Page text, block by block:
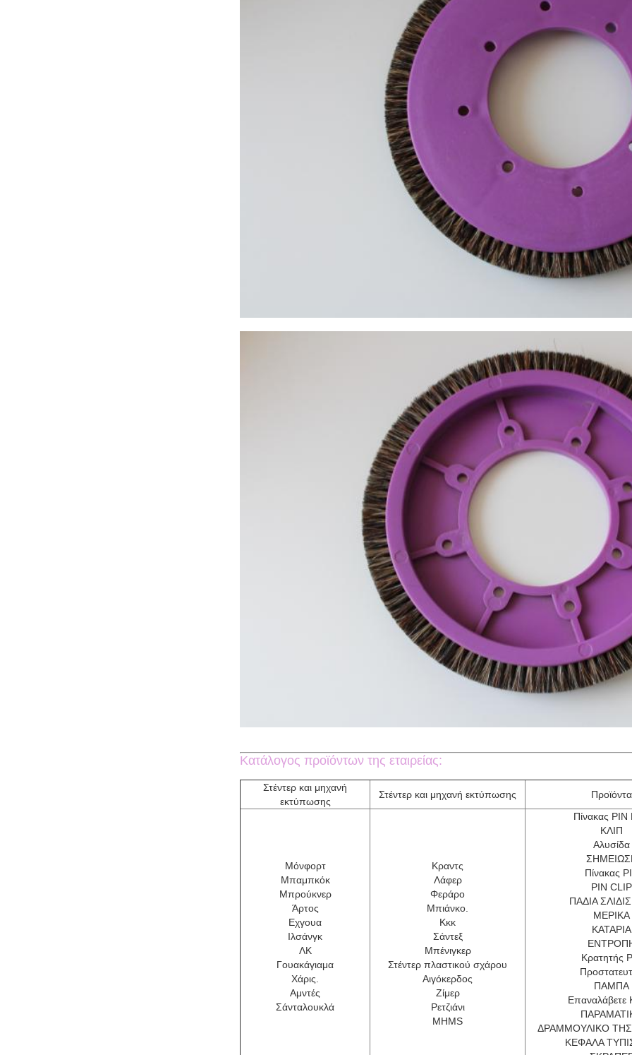
Κατάλογος προϊόντων της εταιρείας:
Στέντερ και μηχανή
εκτύπωσης
Στέντερ και μηχανή εκτύπωσης Προϊόντα
Μόνφορτ
Μπαμπκόκ
Μπρούκνερ
Άρτος
Εχγουα
Ιλσάνγκ
ΛΚ
Γουακάγιαμα
Χάρις.
Αμντές
Σάνταλουκλά
Κραντς
Λάφερ
Φεράρο
Μπιάνκο.
Κκκ
Σάντεξ
Μπένιγκερ
Στέντερ πλαστικού σχάρου
Αιγόκερδος
Ζίμερ
Ρετζιάνι
MHMS
Πίνακας PIN
ΚΛΙΠ
Αλυσίδα
Πίνακας
PIN CLIP
ΠΑΔΙΑ
ΜΕΡΙΚΑ
ΚΑΤΑΡΙΑ
Κρατητής
ΠΑΜΠΑ
ΔΡΑΜΜΟΥΛΙΚΟ ΤΗΣ
ΚΕΦΑΛΑ